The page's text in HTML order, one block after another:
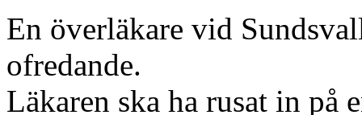
En överläkare vid
ofredande.
Läkaren ska ha rusat in på